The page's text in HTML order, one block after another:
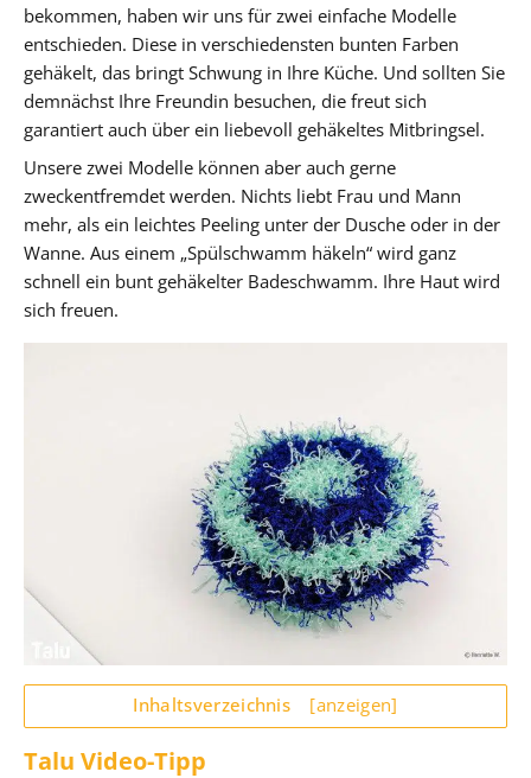
bekommen, haben wir uns für zwei einfache Modelle
entschieden. Diese in verschiedensten bunten Farben
gehäkelt, das bringt Schwung in Ihre Küche. Und sollten Sie
demnächst Ihre Freundin besuchen, die freut sich
garantiert auch über ein liebevoll gehäkeltes Mitbringsel.
Unsere zwei Modelle können aber auch gerne
zweckentfremdet werden. Nichts liebt Frau und Mann
mehr, als ein leichtes Peeling unter der Dusche oder in der
Wanne. Aus einem „Spülschwamm häkeln“ wird ganz
schnell ein bunt gehäkelter Badeschwamm. Ihre Haut wird
sich freuen.
Inhaltsverzeichnis [anzeigen]
Talu Video-Tipp